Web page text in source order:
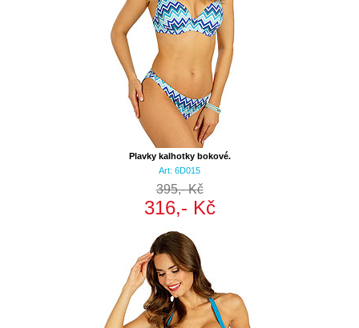
Plavky kalhotky bokové.
Art: 6D015
395,- Kč
316,- Kč